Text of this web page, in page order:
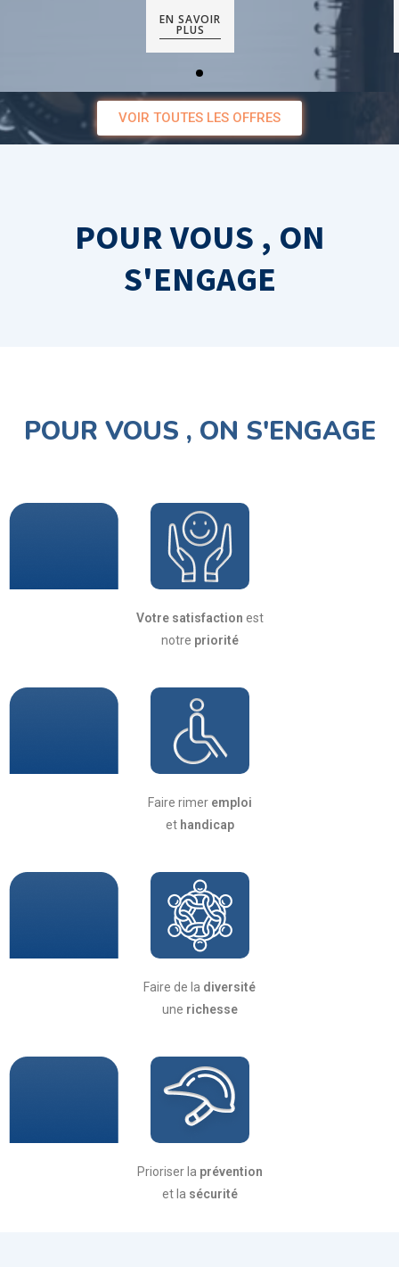
EN SAVOIR
PLUS
VOIR TOUTES LES OFFRES
POUR VOUS , ON
S'ENGAGE
POUR VOUS , ON S'ENGAGE
Votre satisfaction est
notre priorité
Faire rimer emploi
et handicap
Faire de la diversité
une richesse
Prioriser la prévention
et la sécurité